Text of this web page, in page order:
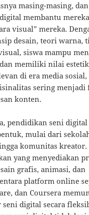
masing-masing, dan
membantu mereka
visual” mereka.
desain, teori warna,
siswa mampu
memiliki nilai
di era media
sering menjadi
konten.
pendidikan seni
mulai dari
komunitas kreator.
yang menyediakan
grafis, animasi, dan
platform online
dan Coursera
seni digital secara